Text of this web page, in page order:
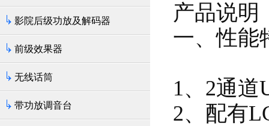
影院后级功放及解码器
前级效果器
无线话筒
带功放调音台
产品说
一、性
1、2通
2、配有